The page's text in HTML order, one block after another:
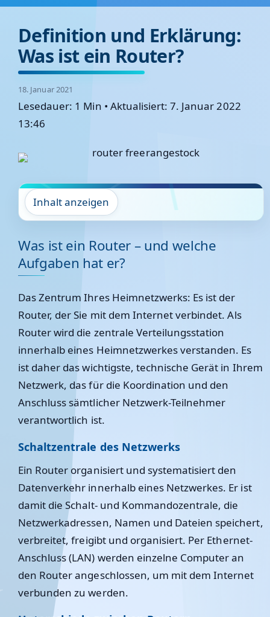
Definition und Erklärung:
Was ist ein Router?
18. Januar 2021
Lesedauer: 1 Min • Aktualisiert: 7. Januar 2022
13:46
Inhalt anzeigen
Was ist ein Router – und welche
Aufgaben hat er?
Das Zentrum Ihres Heimnetzwerks: Es ist der
Router, der Sie mit dem Internet verbindet. Als
Router wird die zentrale Verteilungsstation
innerhalb eines Heimnetzwerkes verstanden. Es
ist daher das wichtigste, technische Gerät in Ihrem
Netzwerk, das für die Koordination und den
Anschluss sämtlicher Netzwerk-Teilnehmer
verantwortlich ist.
Schaltzentrale des Netzwerks
Ein Router organisiert und systematisiert den
Datenverkehr innerhalb eines Netzwerkes. Er ist
damit die Schalt- und Kommandozentrale, die
Netzwerkadressen, Namen und Dateien speichert,
verbreitet, freigibt und organisiert. Per Ethernet-
Anschluss (LAN) werden einzelne Computer an
den Router angeschlossen, um mit dem Internet
verbunden zu werden.